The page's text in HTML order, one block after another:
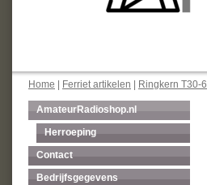
Home Ferriet artikelen Ringkern T30-6
AmateurRadioshop.nl
Herroeping
Contact
Bedrijfsgegevens